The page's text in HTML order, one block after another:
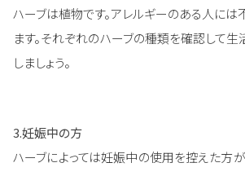
ハーブは植物です。アレルギーのある人には
ます。それぞれのハーブの種類を確認して生
しましょう。
3.妊娠中の方
ハーブによっては妊娠中の使用を控えた方が